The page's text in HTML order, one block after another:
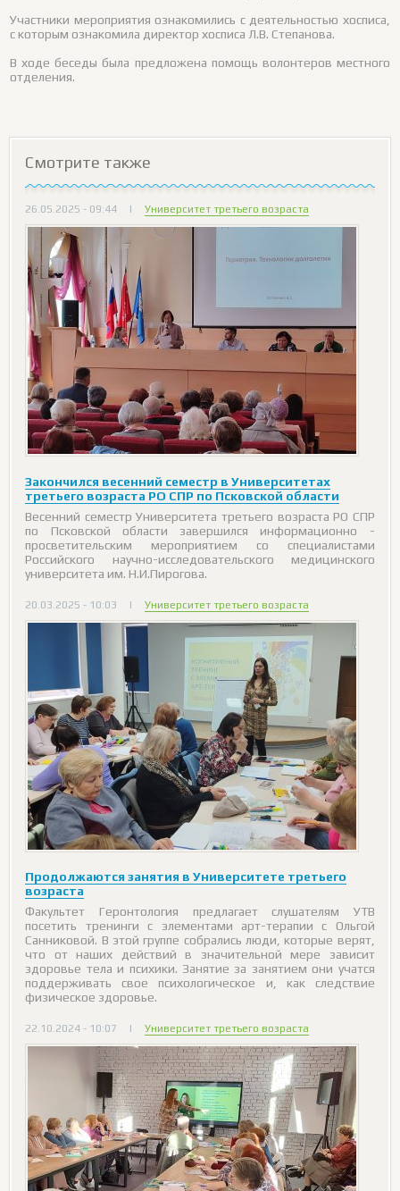
Участники мероприятия ознакомились с деятельностью хосписа,
с которым ознакомила директор хосписа Л.В. Степанова.
В ходе беседы была предложена помощь волонтеров местного
отделения.
Смотрите также
26.05.2025 - 09:44 | Университет третьего возраста
Закончился весенний семестр в Университетах
третьего возраста РО СПР по Псковской области
Весенний семестр Университета третьего возраста РО СПР
по Псковской области завершился информационно -
просветительским мероприятием со специалистами
Российского научно-исследовательского медицинского
университета им. Н.И.Пирогова.
20.03.2025 - 10:03 | Университет третьего возраста
Продолжаются занятия в Университете третьего
возраста
Факультет Геронтология предлагает слушателям УТВ
посетить тренинги с элементами арт-терапии с Ольгой
Санниковой. В этой группе собрались люди, которые верят,
что от наших действий в значительной мере зависит
здоровье тела и психики. Занятие за занятием они учатся
поддерживать свое психологическое и, как следствие
физическое здоровье.
22.10.2024 - 10:07 | Университет третьего возраста